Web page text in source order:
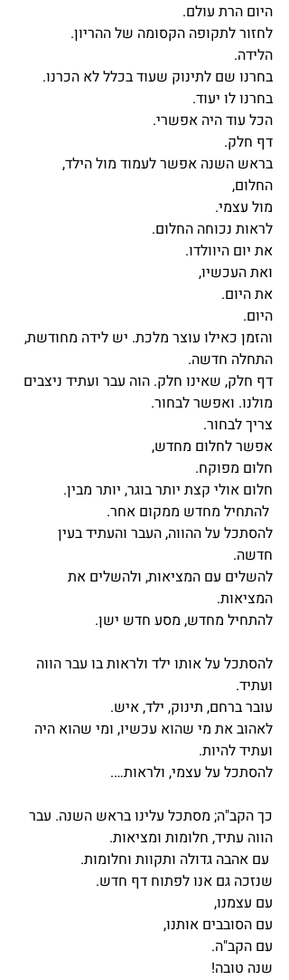
היום הרת עולם.
לחזור לתקופה הקסומה של ההריון.
הלידה.
בחרנו שם לתינוק שעוד בכלל לא הכרנו.
בחרנו לו יעוד.
הכל עוד היה אפשרי.
דף חלק.
בראש השנה אפשר לעמוד מול הילד,
החלום,
מול עצמי.
לראות נכוחה החלום.
את יום היוולדו.
ואת העכשיו,
את היום.
היום.
והזמן כאילו עוצר מלכת. יש לידה מחודשת,
התחלה חדשה.
דף חלק, שאינו חלק. הוה עבר ועתיד ניצבים
מולנו. ואפשר לבחור.
צריך לבחור.
אפשר לחלום מחדש,
חלום מפוקח.
חלום אולי קצת יותר בוגר, יותר מבין.
להתחיל מחדש ממקום אחר.
להסתכל על ההווה, העבר והעתיד בעין
חדשה.
להשלים עם המציאות, ולהשלים את
המציאות.
להתחיל מחדש, מסע חדש ישן.
להסתכל על אותו ילד ולראות בו עבר הווה
ועתיד.
עובר ברחם, תינוק, ילד, איש.
לאהוב את מי שהוא עכשיו, ומי שהוא היה
ועתיד להיות.
להסתכל על עצמי, ולראות….
כך הקב"ה; מסתכל עלינו בראש השנה. עבר
הווה עתיד, חלומות ומציאות.
עם אהבה גדולה ותקוות וחלומות.
שנזכה גם אנו לפתוח דף חדש.
עם עצמנו,
עם הסובבים אותנו,
עם הקב"ה.
שנה טובה!